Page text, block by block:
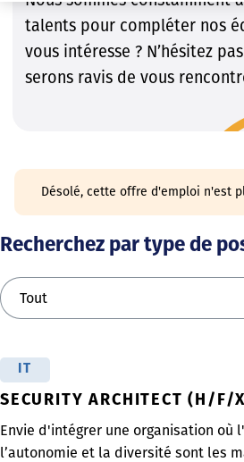
talents pour compléter nos
vous intéresse ? N’hésitez
serons ravis de vous
Désolé, cette offre d'emploi n'est
Recherchez par type de
IT
SECURITY ARCHITECT (H/F/
Envie d'intégrer une organisation où
l’autonomie et la diversité sont les